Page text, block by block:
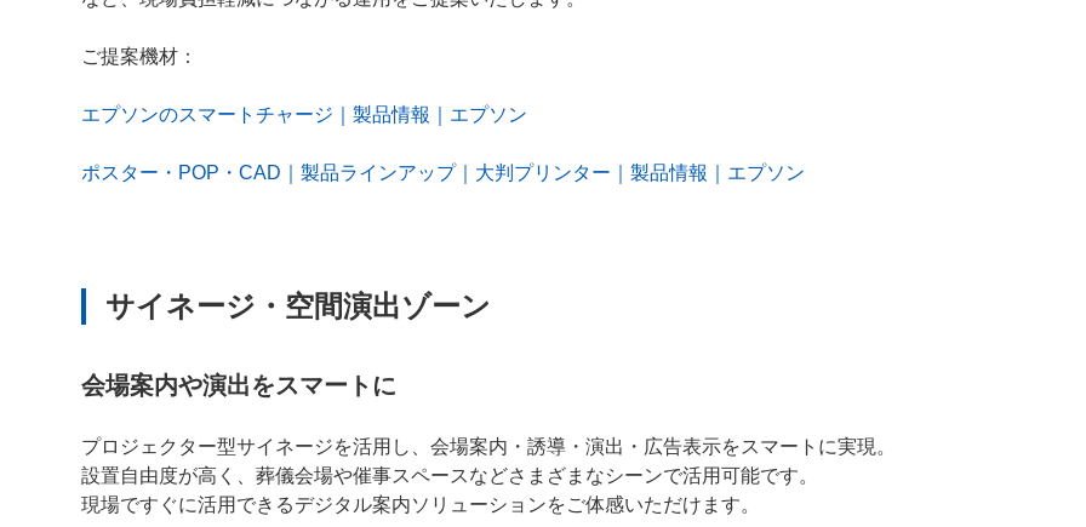
ご提案機材：
エプソンのスマートチャージ｜製品情報｜エプソン
ポスター・POP・CAD｜製品ラインアップ｜大判プリンター｜製品情報｜エプソン
サイネージ・空間演出ゾーン
会場案内や演出をスマートに
プロジェクター型サイネージを活用し、会場案内・誘導・演出・広告表示をスマートに実現。
設置自由度が高く、葬儀会場や催事スペースなどさまざまなシーンで活用可能です。
現場ですぐに活用できるデジタル案内ソリューションをご体感いただけます。